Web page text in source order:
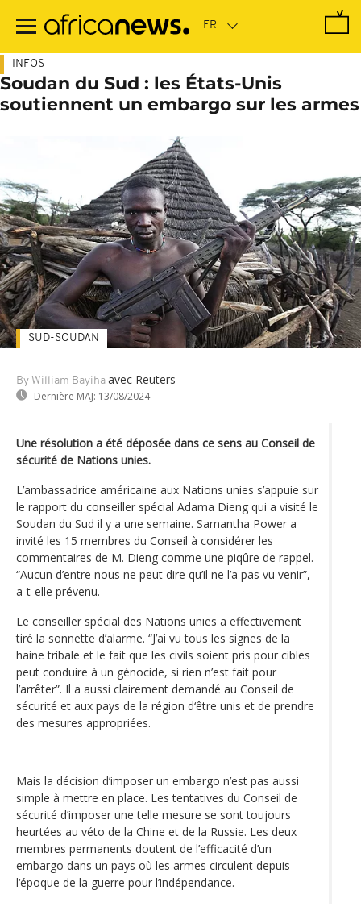
contenu
INFOS
Soudan du Sud : les États-Unis
soutiennent un embargo sur les armes
By William Bayiha avec Reuters
Dernière MAJ: 13/08/2024
SUD-SOUDAN
Une résolution a été déposée dans ce sens au Conseil de
sécurité de Nations unies.
L’ambassadrice américaine aux Nations unies s’appuie sur
le rapport du conseiller spécial Adama Dieng qui a visité le
Soudan du Sud il y a une semaine. Samantha Power a
invité les 15 membres du Conseil à considérer les
commentaires de M. Dieng comme une piqûre de rappel.
“Aucun d’entre nous ne peut dire qu’il ne l’a pas vu venir”,
a-t-elle prévenu.
Le conseiller spécial des Nations unies a effectivement
tiré la sonnette d’alarme. “J’ai vu tous les signes de la
haine tribale et le fait que les civils soient pris pour cibles
peut conduire à un génocide, si rien n’est fait pour
l’arrêter”. Il a aussi clairement demandé au Conseil de
sécurité et aux pays de la région d‘être unis et de prendre
des mesures appropriées.
Mais la décision d’imposer un embargo n’est pas aussi
simple à mettre en place. Les tentatives du Conseil de
sécurité d’imposer une telle mesure se sont toujours
heurtées au véto de la Chine et de la Russie. Les deux
membres permanents doutent de l’efficacité d’un
embargo dans un pays où les armes circulent depuis
l‘époque de la guerre pour l’indépendance.